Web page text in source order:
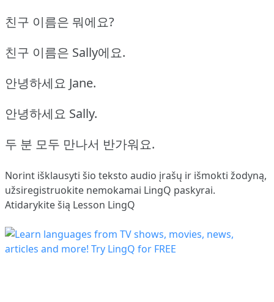
친구 이름은 뭐에요?
친구 이름은 Sally에요.
안녕하세요 Jane.
안녕하세요 Sally.
두 분 모두 만나서 반가워요.
Norint išklausyti šio teksto audio įrašų ir išmokti žodyną,
užsiregistruokite nemokamai LingQ paskyrai.
Atidarykite šią Lesson LingQ